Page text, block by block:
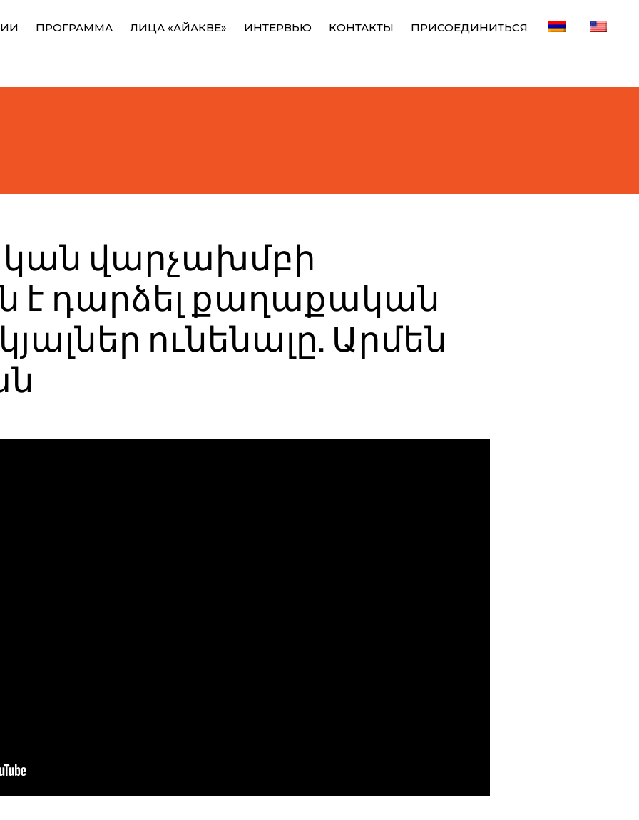
ПРОГРАММА ЛИЦА «АЙАКВЕ» ИНТЕРВЬЮ КОНТАКТЫ ПРИСОЕДИНИТЬСЯ
վարչախմբի
է դարձել քաղաքական
ունենալը. Արմեն